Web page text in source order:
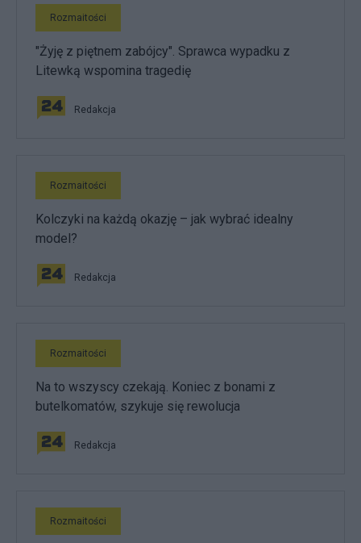
Rozmaitości
"Żyję z piętnem zabójcy". Sprawca wypadku z
Litewką wspomina tragedię
Redakcja
Rozmaitości
Kolczyki na każdą okazję – jak wybrać idealny
model?
Redakcja
Rozmaitości
Na to wszyscy czekają. Koniec z bonami z
butelkomatów, szykuje się rewolucja
Redakcja
Rozmaitości